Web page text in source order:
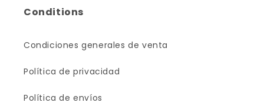
Conditions
Condiciones generales de venta
Política de privacidad
Política de envíos